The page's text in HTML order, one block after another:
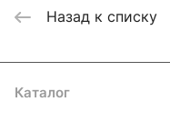
Назад к списку
Каталог